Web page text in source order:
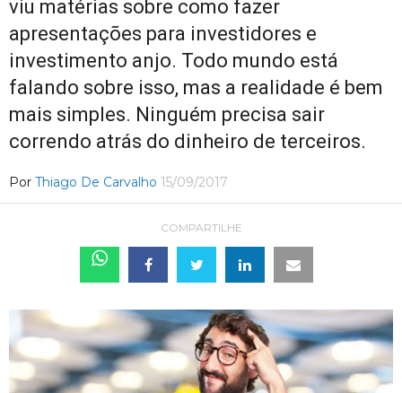
viu matérias sobre como fazer
apresentações para investidores e
investimento anjo. Todo mundo está
falando sobre isso, mas a realidade é bem
mais simples. Ninguém precisa sair
correndo atrás do dinheiro de terceiros.
Por Thiago De Carvalho 15/09/2017
COMPARTILHE